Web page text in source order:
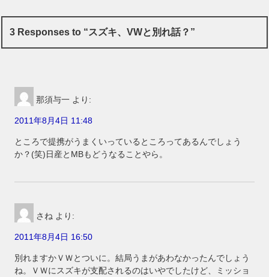
3 Responses to “スズキ、VWと別れ話？”
那須与一 より:
2011年8月4日 11:48
ところで提携がうまくいっているところってあるんでしょう
か？(笑)日産とMBもどうなることやら。
さね より:
2011年8月4日 16:50
別れますかＶＷとついに。結局うまがあわなかったんでしょう
ね。ＶＷにスズキが支配されるのはいやでしたけど、ミッショ